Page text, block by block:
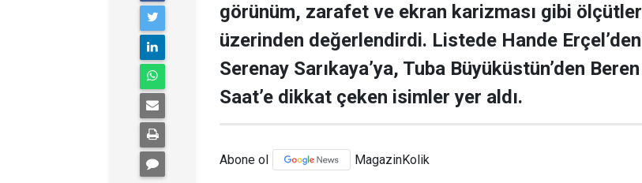
görünüm, zarafet ve ekran karizması gibi ölçütler
üzerinden değerlendirdi. Listede Hande Erçel’den
Serenay Sarıkaya’ya, Tuba Büyüküstün’den Beren
Saat’e dikkat çeken isimler yer aldı.
Abone ol MagazinKolik